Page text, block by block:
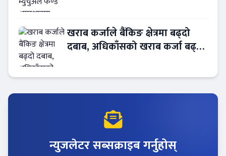
खराब कर्जाले बैंकिङ क्षेत्रमा बढ्दो
दबाब, अधिकाँसको खराब कर्जा बढ्दो
न्युजलेटर सब्सक्राइब गर्नुहोस्